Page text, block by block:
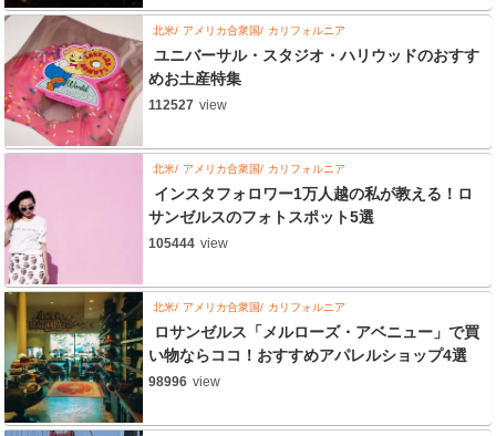
北米 アメリカ合衆国 カリフォルニア
ユニバーサル・スタジオ・ハリウッドのおすす
めお土産特集
112527 view
北米 アメリカ合衆国 カリフォルニア
インスタフォロワー1万人越の私が教える！ロ
サンゼルスのフォトスポット5選
105444 view
北米 アメリカ合衆国 カリフォルニア
ロサンゼルス「メルローズ・アベニュー」で買
い物ならココ！おすすめアパレルショップ4選
98996 view